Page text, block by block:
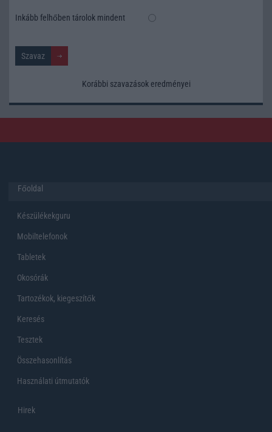
Inkább felhőben tárolok mindent
Korábbi szavazások eredményei
Főoldal
Készülékekguru
Mobiltelefonok
Tabletek
Okosórák
Tartozékok, kiegeszítők
Keresés
Tesztek
Összehasonlítás
Használati útmutatók
Hirek